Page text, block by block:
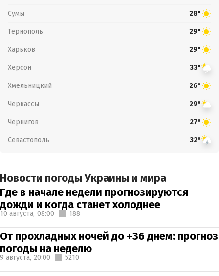
Сумы 28°
Тернополь 29°
Харьков 29°
Херсон 33°
Хмельницкий 26°
Черкассы 29°
Чернигов 27°
Севастополь 32°
Новости погоды Украины и мира
Где в начале недели прогнозируются
дожди и когда станет холоднее
10 августа, 08:00 188
От прохладных ночей до +36 днем: прогноз
погоды на неделю
9 августа, 20:00 5210